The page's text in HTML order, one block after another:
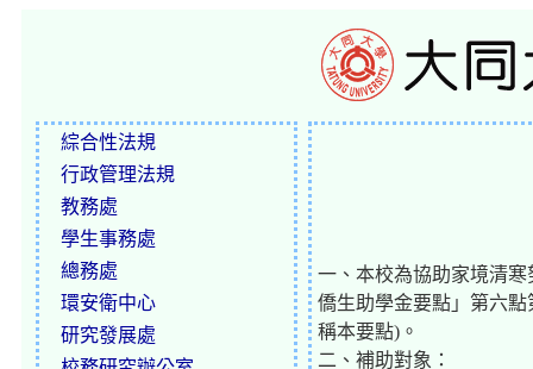
綜合性法規
行政管理法規
教務處
學生事務處
總務處
環安衛中心
研究發展處
一、本校為協助家境清
僑生助學金要點」第六
稱本要點)。
二、補助對象：